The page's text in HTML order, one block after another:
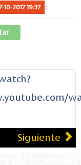
10-2017 19:37
Siguiente